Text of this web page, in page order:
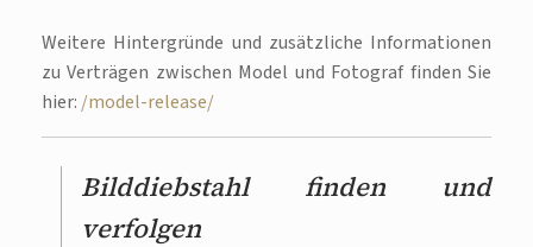
Weitere Hintergründe und zusätzliche Informationen
zu Verträgen zwischen Model und Fotograf finden Sie
hier: /model-release/
Bilddiebstahl finden und
verfolgen